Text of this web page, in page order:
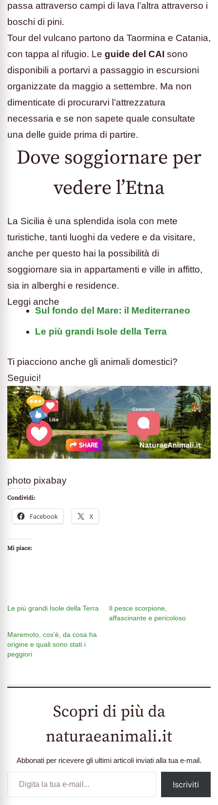
passa attraverso campi di lava l’altra attraverso i
boschi di pini.
Tour del vulcano partono da Taormina e Catania,
con tappa al rifugio. Le guide del CAI sono
disponibili a portarvi a passaggio in escursioni
organizzate da maggio a settembre. Ma non
dimenticate di procurarvi l’attrezzatura
necessaria e se non sapete quale consultate
una delle guide prima di partire.
Dove soggiornare per
vedere l’Etna
La Sicilia è una splendida isola con mete
turistiche, tanti luoghi da vedere e da visitare,
anche per questo hai la possibilità di
soggiornare sia in appartamenti e ville in affitto,
sia in alberghi e residence.
Leggi anche
Sul fondo del Mare: il Mediterraneo
Le più grandi Isole della Terra
Ti piacciono anche gli animali domestici?
Seguici!
photo pixabay
Condividi:
Facebook X
Mi piace:
Le più grandi Isole della Terra
Il pesce scorpione,
affascinante e pericoloso
Maremoto, cos’è, da cosa ha
origine e quali sono stati i
peggiori
Scopri di più da
naturaeanimali.it
Abbonati per ricevere gli ultimi articoli inviati alla tua e-mail.
tua
Iscriviti